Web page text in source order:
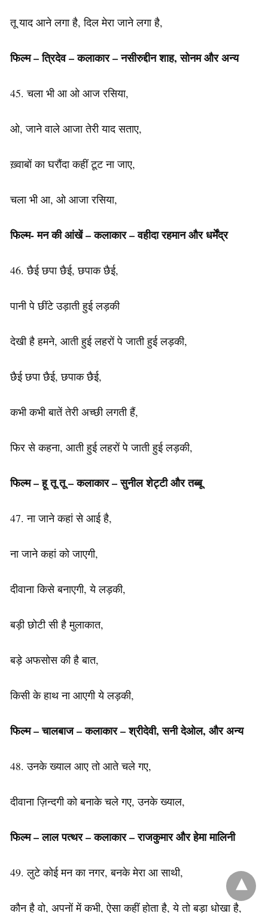
तू याद आने लगा है, दिल मेरा जाने लगा है,
फिल्म – त्रिदेव – कलाकार – नसीरुद्दीन शाह, सोनम और अन्य
45. चला भी आ ओ आज रसिया,
ओ, जाने वाले आजा तेरी याद सताए,
ख़्वाबों का घरौंदा कहीं टूट ना जाए,
चला भी आ, ओ आजा रसिया,
फिल्म- मन की आंखें – कलाकार – वहीदा रहमान और धर्मेंद्र
46. छैई छपा छैई, छपाक छैई,
पानी पे छींटे उड़ाती हुई लड़की
देखी है हमने, आती हुई लहरों पे जाती हुई लड़की,
छैई छपा छैई, छपाक छैई,
कभी कभी बातें तेरी अच्छी लगती हैं,
फिर से कहना, आती हुई लहरों पे जाती हुई लड़की,
फिल्म – हू तू तू –कलाकार– सुनील शेट्टी और तब्बू
47. ना जाने कहां से आई है,
ना जाने कहां को जाएगी,
दीवाना किसे बनाएगी, ये लड़की,
बड़ी छोटी सी है मुलाकात,
बड़े अफसोस की है बात,
किसी के हाथ ना आएगी ये लड़की,
फिल्म–चालबाज–कलाकार–श्रीदेवी,सनीदेओल, औरअन्य
48. उनके ख्याल आए तो आते चले गए,
दीवाना ज़िन्दगी को बनाके चले गए, उनके ख्याल,
फिल्म – लाल पत्थर – कलाकार – राजकुमार और हेमा मालिनी
49. लुटे कोई मन का नगर, बनके मेरा आ साथी,
कौन है वो, अपनों में कभी, ऐसा कहीं होता है, ये तो बड़ा धोखा ​​है,